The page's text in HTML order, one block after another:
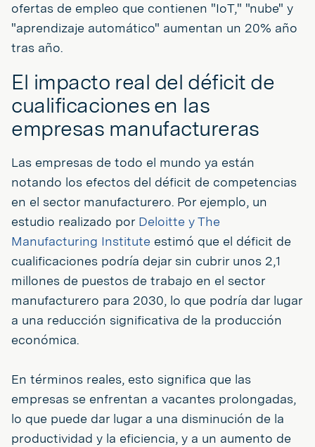
ofertas de empleo que contienen "IoT," "nube" y
"aprendizaje automático" aumentan un 20% año
tras año.
El impacto real del déficit de
cualificaciones en las
empresas manufactureras
Las empresas de todo el mundo ya están
notando los efectos del déficit de competencias
en el sector manufacturero. Por ejemplo, un
estudio realizado por Deloitte y The
Manufacturing Institute estimó que el déficit de
cualificaciones podría dejar sin cubrir unos 2,1
millones de puestos de trabajo en el sector
manufacturero para 2030, lo que podría dar lugar
a una reducción significativa de la producción
económica.
En términos reales, esto significa que las
empresas se enfrentan a vacantes prolongadas,
lo que puede dar lugar a una disminución de la
productividad y la eficiencia, y a un aumento de